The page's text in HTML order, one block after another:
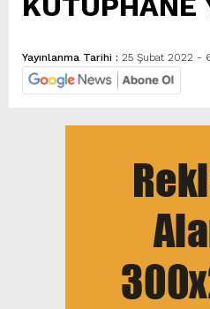
Yayınlanma Tarihi : 25 Şubat 2022 -